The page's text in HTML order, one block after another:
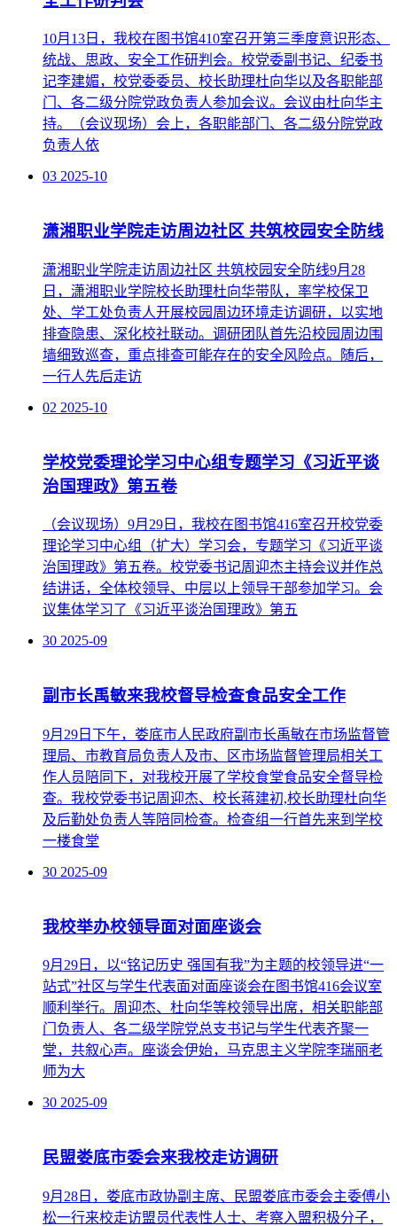
10月13日，我校在图书馆410室召开第三季度意识形态、
统战、思政、安全工作研判会。校党委副书记、纪委书
记李建媚，校党委委员、校长助理杜向华以及各职能部
门、各二级分院党政负责人参加会议。会议由杜向华主
持。（会议现场）会上，各职能部门、各二级分院党政
负责人依
03 2025-10
潇湘职业学院走访周边社区 共筑校园安全防线
潇湘职业学院走访周边社区 共筑校园安全防线9月28
日，潇湘职业学院校长助理杜向华带队，率学校保卫
处、学工处负责人开展校园周边环境走访调研，以实地
排查隐患、深化校社联动。调研团队首先沿校园周边围
墙细致巡查，重点排查可能存在的安全风险点。随后，
一行人先后走访
02 2025-10
学校党委理论学习中心组专题学习《习近平谈
治国理政》第五卷
（会议现场）9月29日，我校在图书馆416室召开校党委
理论学习中心组（扩大）学习会，专题学习《习近平谈
治国理政》第五卷。校党委书记周迎杰主持会议并作总
结讲话，全体校领导、中层以上领导干部参加学习。会
议集体学习了《习近平谈治国理政》第五
30 2025-09
副市长禹敏来我校督导检查食品安全工作
9月29日下午，娄底市人民政府副市长禹敏在市场监督管
理局、市教育局负责人及市、区市场监督管理局相关工
作人员陪同下，对我校开展了学校食堂食品安全督导检
查。我校党委书记周迎杰、校长蒋建初,校长助理杜向华
及后勤处负责人等陪同检查。检查组一行首先来到学校
一楼食堂
30 2025-09
我校举办校领导面对面座谈会
9月29日，以“铭记历史 强国有我”为主题的校领导进“一
站式”社区与学生代表面对面座谈会在图书馆416会议室
顺利举行。周迎杰、杜向华等校领导出席，相关职能部
门负责人、各二级学院党总支书记与学生代表齐聚一
堂，共叙心声。座谈会伊始，马克思主义学院李瑞丽老
师为大
30 2025-09
民盟娄底市委会来我校走访调研
9月28日，娄底市政协副主席、民盟娄底市委会主委傅小
松一行来校走访盟员代表性人士、考察入盟积极分子，